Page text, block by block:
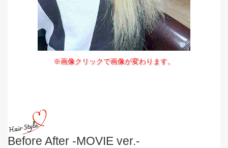
※画像クリックで画像が変わります。
Before After -MOVIE ver.-